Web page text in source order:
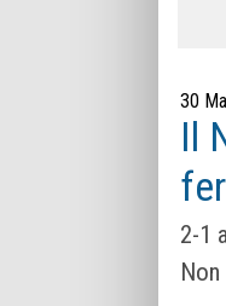
30
Il
2-1